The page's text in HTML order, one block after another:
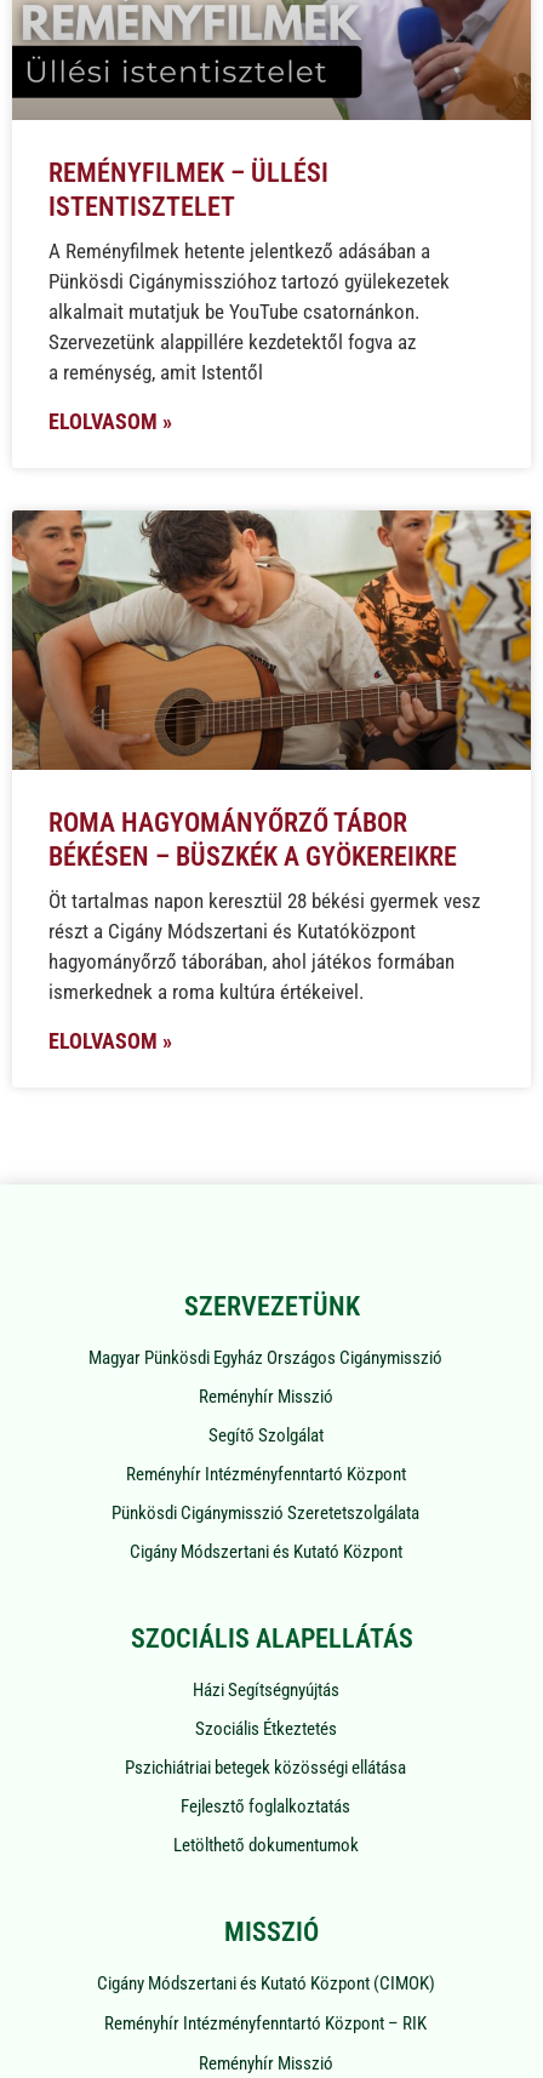
REMÉNYFILMEK – ÜLLÉSI
ISTENTISZTELET
A Reményfilmek hetente jelentkező adásában a
Pünkösdi Cigánymisszióhoz tartozó gyülekezetek
alkalmait mutatjuk be YouTube csatornánkon.
Szervezetünk alappillére kezdetektől fogva az
a reménység, amit Istentől
ELOLVASOM »
ROMA HAGYOMÁNYŐRZŐ TÁBOR
BÉKÉSEN – BÜSZKÉK A GYÖKEREIKRE
Öt tartalmas napon keresztül 28 békési gyermek vesz
részt a Cigány Módszertani és Kutatóközpont
hagyományőrző táborában, ahol játékos formában
ismerkednek a roma kultúra értékeivel.
ELOLVASOM »
SZERVEZETÜNK
Magyar Pünkösdi Egyház Országos Cigánymisszió
Reményhír Misszió
Segítő Szolgálat
Reményhír Intézményfenntartó Központ
Pünkösdi Cigánymisszió Szeretetszolgálata
Cigány Módszertani és Kutató Központ
SZOCIÁLIS ALAPELLÁTÁS
Házi Segítségnyújtás
Szociális Étkeztetés
Pszichiátriai betegek közösségi ellátása
Fejlesztő foglalkoztatás
Letölthető dokumentumok
MISSZIÓ
Cigány Módszertani és Kutató Központ (CIMOK)
Reményhír Intézményfenntartó Központ – RIK
Reményhír Misszió